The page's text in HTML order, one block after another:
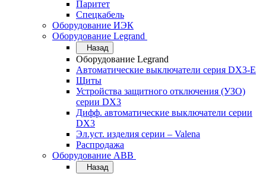
Паритет
Спецкабель
Оборудование ИЭК
Оборудование Legrand
Назад
Оборудование Legrand
Автоматические выключатели серия DX3-E
Щиты
Устройства защитного отключения (УЗО)
серии DX3
Дифф. автоматические выключатели серии
DX3
Эл.уст. изделия серии – Valena
Распродажа
Оборудование АВВ
Назад